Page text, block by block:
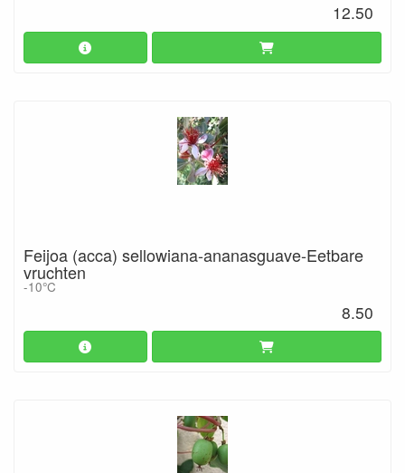
12.50
Feijoa (acca) sellowiana-ananasguave-Eetbare
vruchten
-10°C
8.50